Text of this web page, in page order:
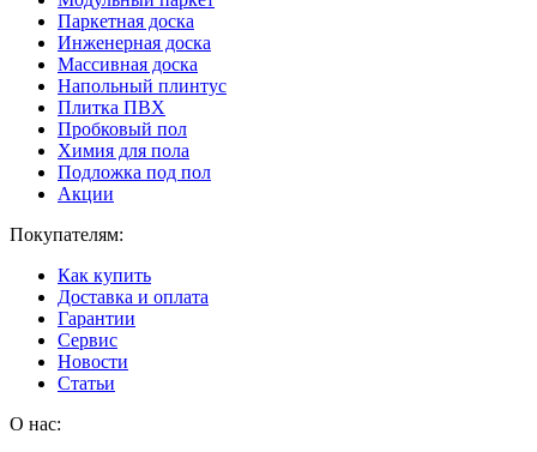
Паркетная доска
Инженерная доска
Массивная доска
Напольный плинтус
Плитка ПВХ
Пробковый пол
Химия для пола
Подложка под пол
Акции
Покупателям:
Как купить
Доставка и оплата
Гарантии
Сервис
Новости
Статьи
О нас: